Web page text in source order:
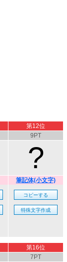
第12位
9PT
?
筆記体(小文字)
第16位
7PT